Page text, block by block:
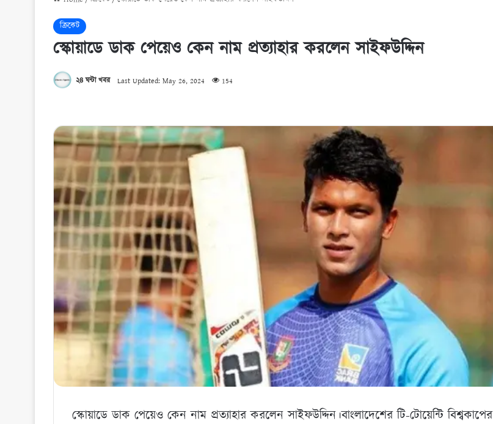
ক্রিকেট
স্কোয়াডে ডাক পেয়েও কেন নাম প্রত্যাহার করলেন সাইফউদ্দিন
২৪ ঘন্টা খবর Last Updated: May 26, 2024 154
স্কোয়াডে ডাক পেয়েও কেন নাম প্রত্যাহার করলেন সাইফউদ্দিন।বাংলাদেশের টি-টোয়েন্টি বিশ্বকাপের